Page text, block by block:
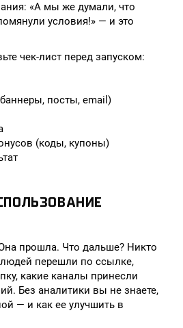
«А мы же думали, что
условия!» — и это
чек-лист перед запуском:
посты, email)
(коды, купоны)
прошла. Что дальше? Никто
перешли по ссылке,
какие каналы принесли
Без аналитики вы не знаете,
— и как ее улучшить в